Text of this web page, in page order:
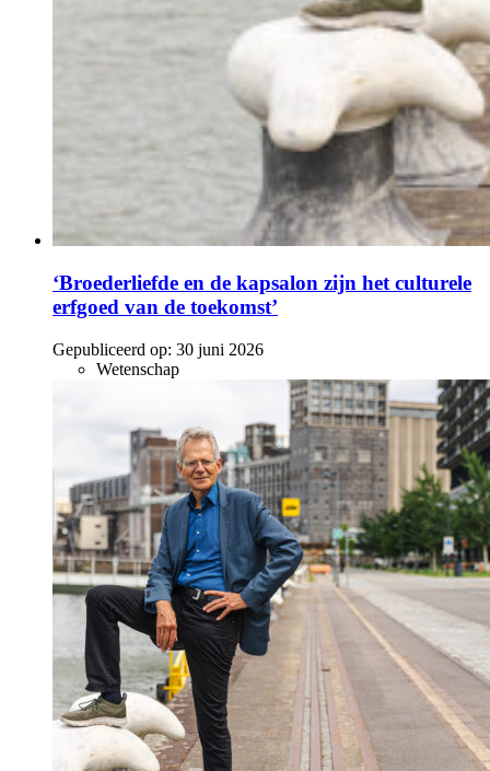
‘Broederliefde en de kapsalon zijn het culturele
erfgoed van de toekomst’
Gepubliceerd op: 30 juni 2026
Wetenschap